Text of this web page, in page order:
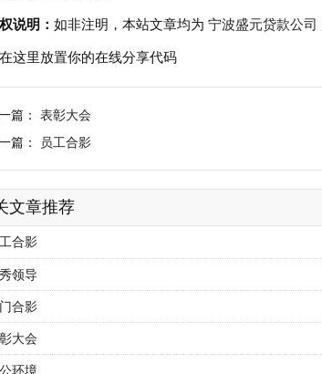
说明： 如非注明，本站文章均为 宁波盛元贷款公司
这里放置你的在线分享代码
篇： 表彰大会
篇：
员工合影
文章推荐
合影
领导
合影
大会
环境